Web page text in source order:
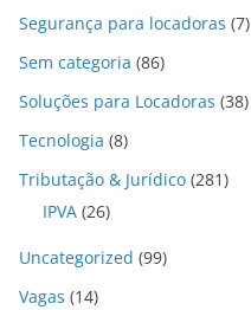
Segurança para locadoras (7)
Sem categoria (86)
Soluções para Locadoras (38)
Tecnologia (8)
Tributação & Jurídico (281)
IPVA (26)
Uncategorized (99)
Vagas (14)